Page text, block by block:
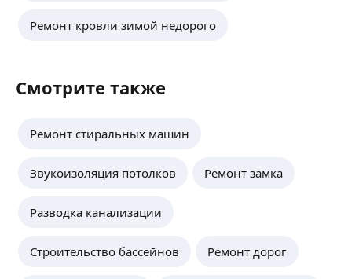
Ремонт кровли зимой недорого
Смотрите также
Ремонт стиральных машин
Звукоизоляция потолков Ремонт замка
Pазводка канализации
Строительство бассейнов Ремонт дорог